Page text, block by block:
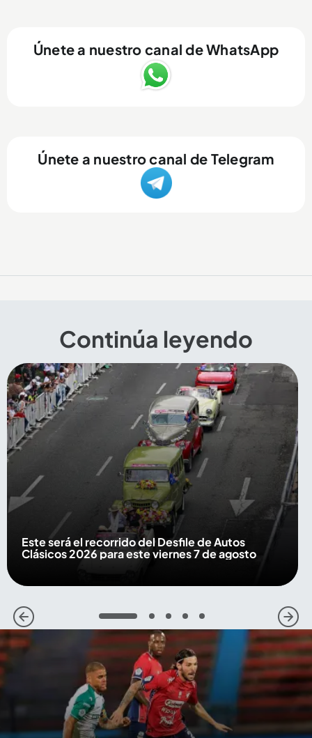
Únete a nuestro canal de WhatsApp
Únete a nuestro canal de Telegram
Continúa leyendo
Este será el recorrido del Desfile de Autos
Clásicos 2026 para este viernes 7 de agosto
1 2 3 4 5